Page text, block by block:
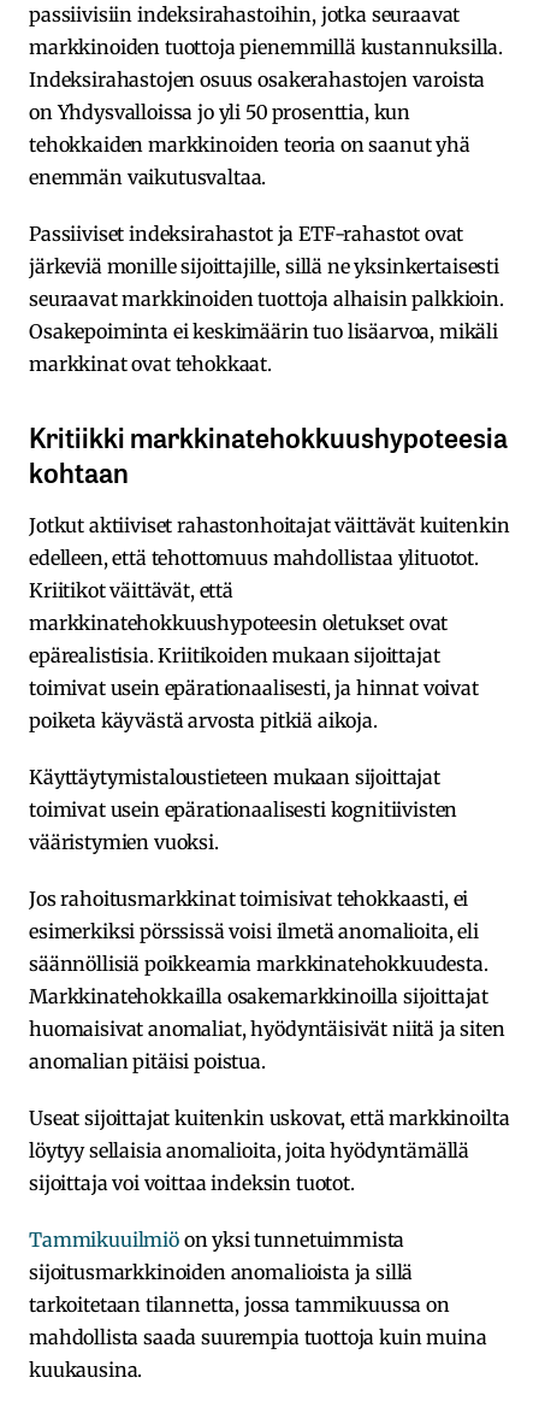
passiivisiin indeksirahastoihin, jotka seuraavat
markkinoiden tuottoja pienemmillä kustannuksilla.
Indeksirahastojen osuus osakerahastojen varoista
on Yhdysvalloissa jo yli 50 prosenttia, kun
tehokkaiden markkinoiden teoria on saanut yhä
enemmän vaikutusvaltaa.
Passiiviset indeksirahastot ja ETF-rahastot ovat
järkeviä monille sijoittajille, sillä ne yksinkertaisesti
seuraavat markkinoiden tuottoja alhaisin palkkioin.
Osakepoiminta ei keskimäärin tuo lisäarvoa, mikäli
markkinat ovat tehokkaat.
Kritiikki markkinatehokkuushypoteesia
kohtaan
Jotkut aktiiviset rahastonhoitajat väittävät kuitenkin
edelleen, että tehottomuus mahdollistaa ylituotot.
Kriitikot väittävät, että
markkinatehokkuushypoteesin oletukset ovat
epärealistisia. Kriitikoiden mukaan sijoittajat
toimivat usein epärationaalisesti, ja hinnat voivat
poiketa käyvästä arvosta pitkiä aikoja.
Käyttäytymistaloustieteen mukaan sijoittajat
toimivat usein epärationaalisesti kognitiivisten
vääristymien vuoksi.
Jos rahoitusmarkkinat toimisivat tehokkaasti, ei
esimerkiksi pörssissä voisi ilmetä anomalioita, eli
säännöllisiä poikkeamia markkinatehokkuudesta.
Markkinatehokkailla osakemarkkinoilla sijoittajat
huomaisivat anomaliat, hyödyntäisivät niitä ja siten
anomalian pitäisi poistua.
Useat sijoittajat kuitenkin uskovat, että markkinoilta
löytyy sellaisia anomalioita, joita hyödyntämällä
sijoittaja voi voittaa indeksin tuotot.
Tammikuuilmiöon yksi tunnetuimmista
sijoitusmarkkinoiden anomalioista ja sillä
tarkoitetaan tilannetta, jossa tammikuussa on
mahdollista saada suurempia tuottoja kuin muina
kuukausina.